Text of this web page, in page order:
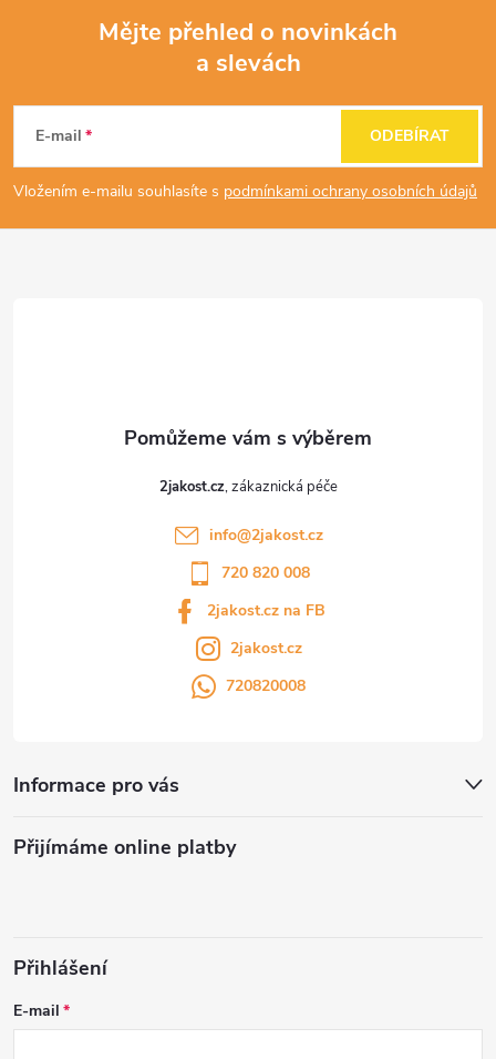
p
Mějte přehled o novinkách
a slevách
E-mail
Vložením e-mailu souhlasíte s podmínkami ochrany osobních údajů
ODEBÍRAT
2jakost.cz
info@2jakost.cz
720 820 008
2jakost.cz na FB
2jakost.cz
720820008
Informace pro vás
Přijímáme online platby
Přihlášení
E-mail